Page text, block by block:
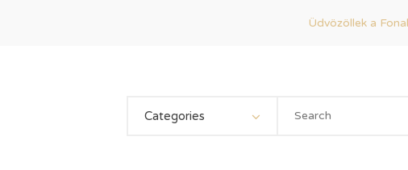
Üdvözöllek a
Categories